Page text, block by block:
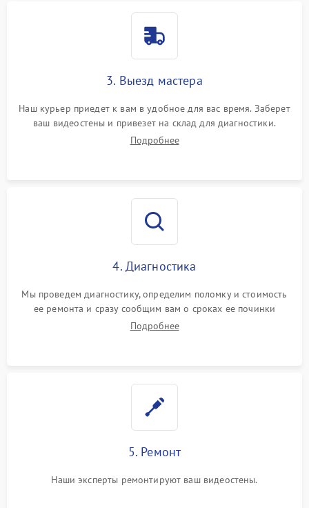
3. Выезд мастера
Наш курьер приедет к вам в удобное для вас время. Заберет
ваш видеостены и привезет на склад для диагностики.
Подробнее
4. Диагностика
Мы проведем диагностику, определим поломку и стоимость
ее ремонта и сразу сообщим вам о сроках ее починки
Подробнее
5. Ремонт
Наши эксперты ремонтируют ваш видеостены.